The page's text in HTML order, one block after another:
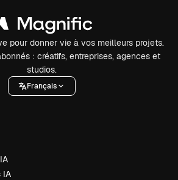
pour donner vie à vos meilleurs projets.
: créatifs, entreprises, agences et
studios.
Français
IA